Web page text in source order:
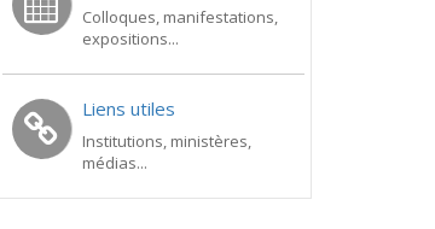
Colloques, manifestations,
expositions...
Liens utiles
Institutions, ministères,
médias...